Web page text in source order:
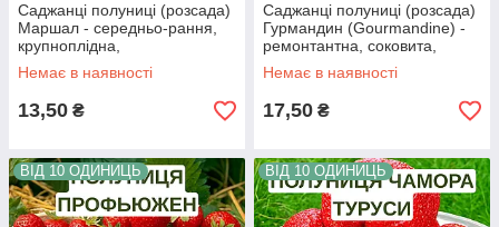
Саджанці полуниці (розсада)
Маршал - середньо-рання,
крупноплідна,
високоврожайна
Немає в наявності
13,50 ₴
Саджанці полуниці (розсада)
Гурмандин (Gоurmandine) -
ремонтантна, соковита,
крупноплідна
Немає в наявності
17,50 ₴
ВІД 10 ОДИНИЦЬ ВІД 10 ОДИНИЦЬ